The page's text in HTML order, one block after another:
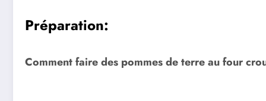
Préparation:
Comment faire des pommes de terre au four